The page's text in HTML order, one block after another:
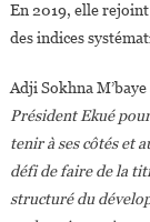
En 2019, elle
des indices
Adji Sokhna
Président Ekué
tenir à ses côtés et
défi de faire de la
structuré du